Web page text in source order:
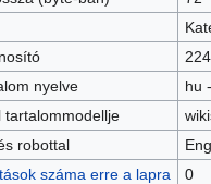
224
nyelve
hu
tartalommodellje
robottal
száma erre a lapra
0